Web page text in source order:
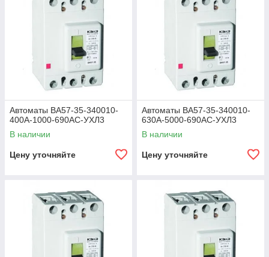
Автоматы ВА57-35-340010-
400А-1000-690АС-УХЛ3
В наличии
Цену уточняйте
Автоматы ВА57-35-340010-
630А-5000-690АС-УХЛ3
В наличии
Цену уточняйте